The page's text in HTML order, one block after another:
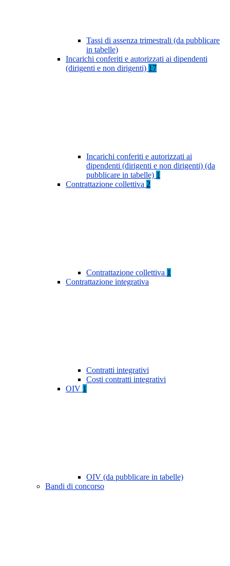
Tassi di assenza trimestrali (da pubblicare
in tabelle)
Incarichi conferiti e autorizzati ai dipendenti
(dirigenti e non dirigenti) 17
Incarichi conferiti e autorizzati ai
dipendenti (dirigenti e non dirigenti) (da
pubblicare in tabelle) 1
Contrattazione collettiva 2
Contrattazione collettiva 1
Contrattazione integrativa
Contratti integrativi
Costi contratti integrativi
OIV 1
OIV (da pubblicare in tabelle)
Bandi di concorso